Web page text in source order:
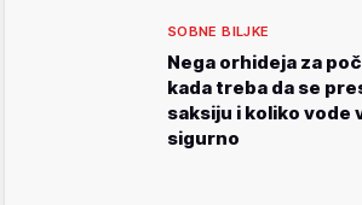
SOBNE BILJKE
Nega orhideja za
kada treba da se
saksiju i koliko vode
sigurno